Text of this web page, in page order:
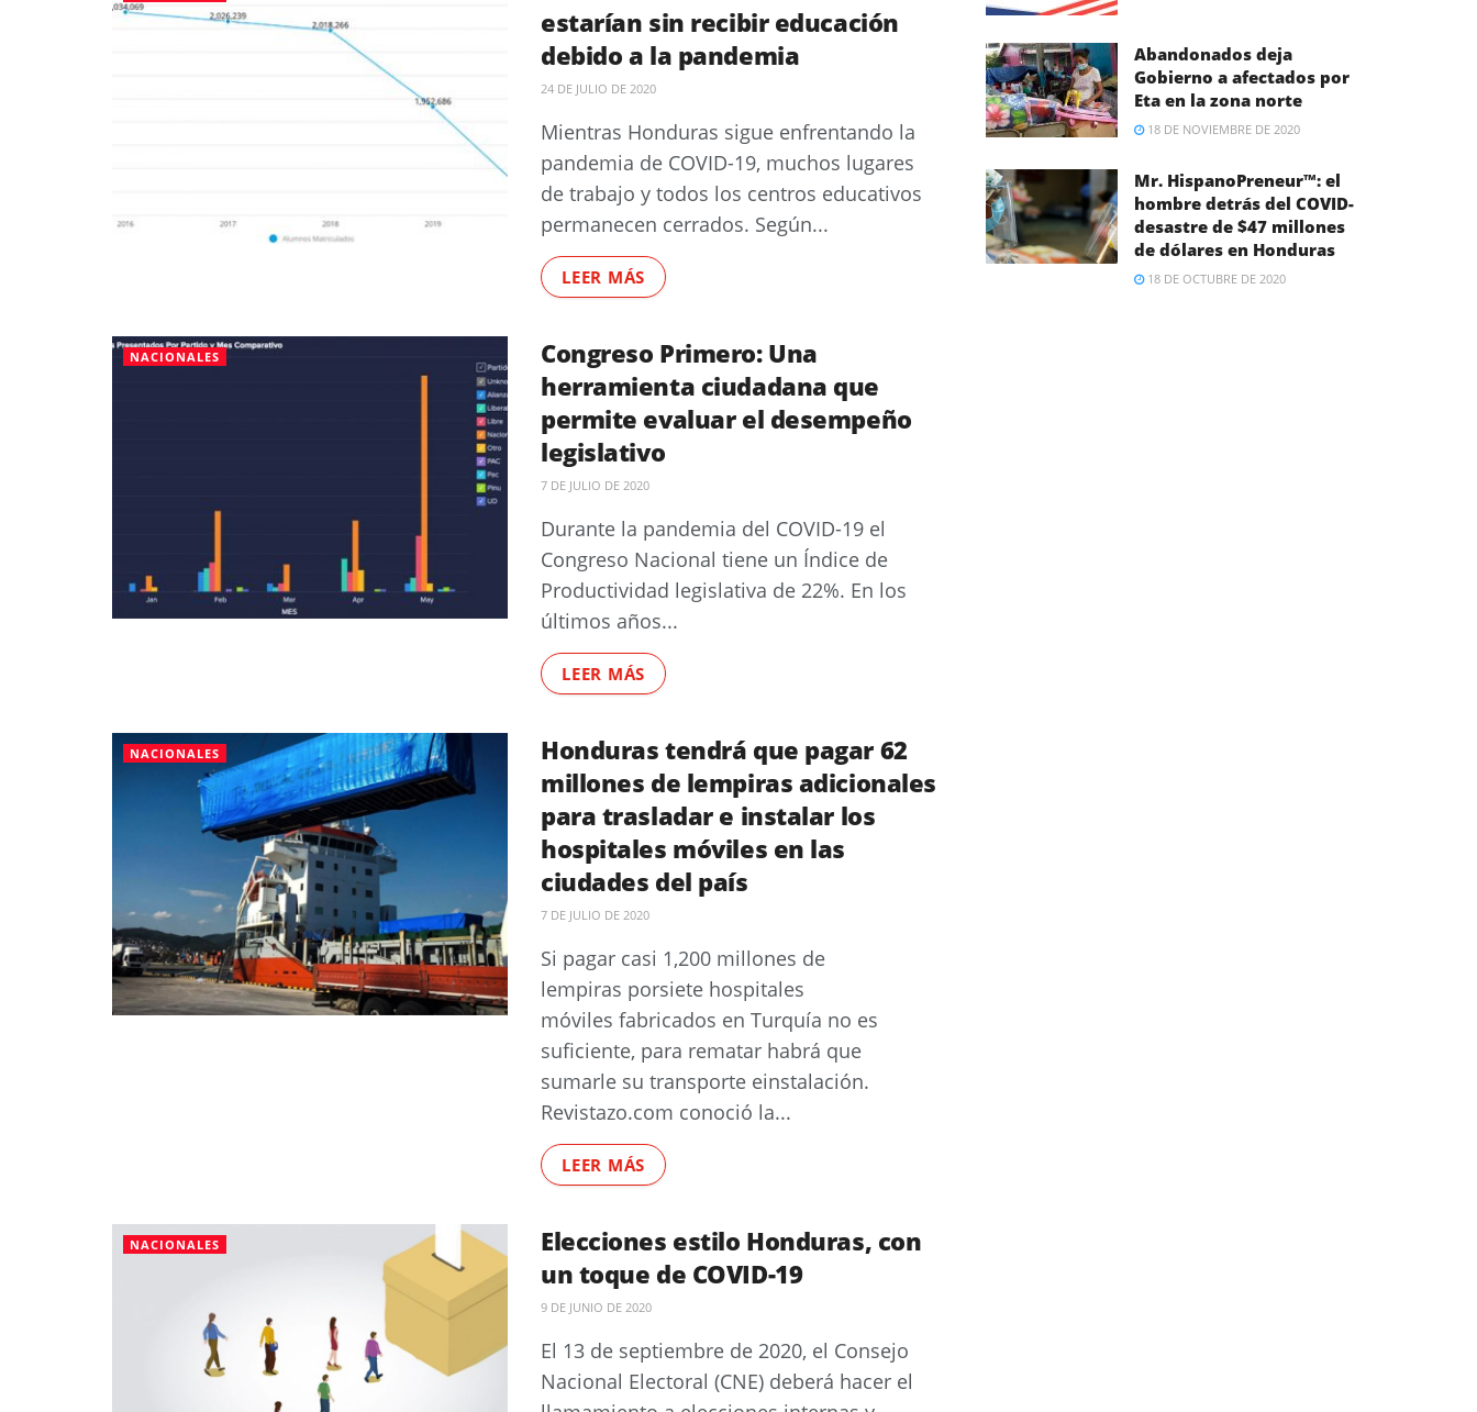
estarían sin recibir educación
debido a la pandemia
24 DE JULIO DE 2020
Mientras Honduras sigue enfrentando la
pandemia de COVID-19, muchos lugares
de trabajo y todos los centros educativos
permanecen cerrados. Según...
LEER MÁS
NACIONALES
Congreso Primero: Una
herramienta ciudadana que
permite evaluar el desempeño
legislativo
7 DE JULIO DE 2020
Durante la pandemia del COVID-19 el
Congreso Nacional tiene un Índice de
Productividad legislativa de 22%. En los
últimos años...
LEER MÁS
NACIONALES
Honduras tendrá que pagar 62
millones de lempiras adicionales
para trasladar e instalar los
hospitales móviles en las
ciudades del país
7 DE JULIO DE 2020
Si pagar casi 1,200 millones de
lempiras porsiete hospitales
móviles fabricados en Turquía no es
suficiente, para rematar habrá que
sumarle su transporte einstalación.
Revistazo.com conoció la...
LEER MÁS
NACIONALES
Elecciones estilo Honduras, con
un toque de COVID-19
9 DE JUNIO DE 2020
El 13 de septiembre de 2020, el Consejo
Nacional Electoral (CNE) deberá hacer el
Abandonados deja
Gobierno a afectados por
Eta en la zona norte
18 DE NOVIEMBRE DE 2020
Mr. HispanoPreneur™: el
hombre detrás del COVID-
desastre de $47 millones
de dólares en Honduras
18 DE OCTUBRE DE 2020